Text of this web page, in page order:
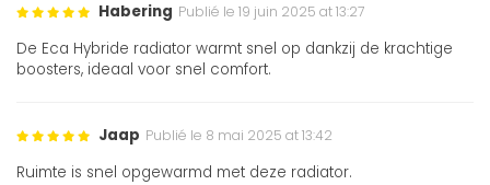
Habering Publié le 19 juin 2025 at 13:27
De Eca Hybride radiator warmt snel op dankzij de krachtige
boosters, ideaal voor snel comfort.
Jaap Publié le 8 mai 2025 at 13:42
Ruimte is snel opgewarmd met deze radiator.